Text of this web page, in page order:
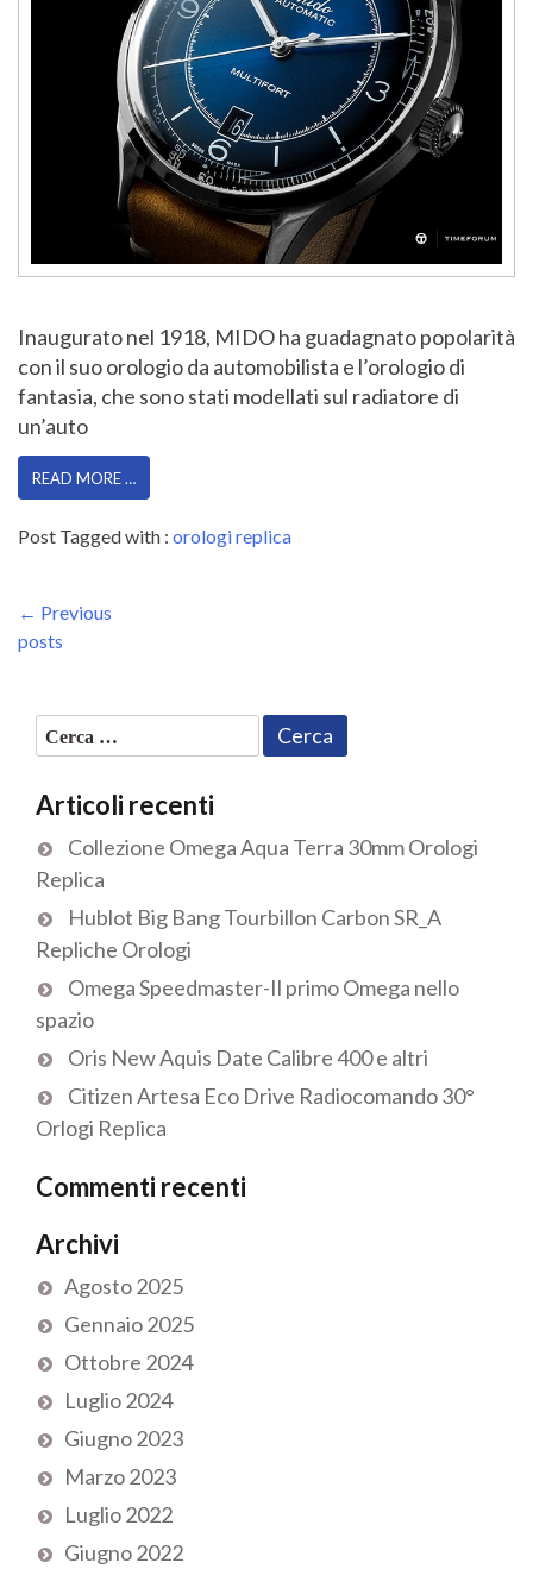
Inaugurato nel 1918, MIDO ha guadagnato popolarità
con il suo orologio da automobilista e l’orologio di
fantasia, che sono stati modellati sul radiatore di
un’auto
READ MORE …
Post Tagged with : orologi replica
Navigazione
articoli
← Previous
posts
Ricerca
per:
Articoli recenti
Collezione Omega Aqua Terra 30mm Orologi
Replica
Hublot Big Bang Tourbillon Carbon SR_A
Repliche Orologi
Omega Speedmaster-Il primo Omega nello
spazio
Oris New Aquis Date Calibre 400 e altri
Citizen Artesa Eco Drive Radiocomando 30°
Orlogi Replica
Commenti recenti
Archivi
Agosto 2025
Gennaio 2025
Ottobre 2024
Luglio 2024
Giugno 2023
Marzo 2023
Luglio 2022
Giugno 2022